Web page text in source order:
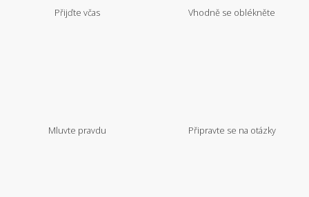
Přijďte včas Vhodně se oblékněte
Mluvte pravdu Připravte se na otázky